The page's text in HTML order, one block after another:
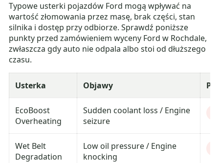
Typowe usterki pojazdów Ford mogą wpływać na
wartość złomowania przez masę, brak części, stan
silnika i dostęp przy odbiorze. Sprawdź poniższe
punkty przed zamówieniem wyceny Ford w Rochdale,
zwłaszcza gdy auto nie odpala albo stoi od dłuższego
czasu.
Usterka Objawy
EcoBoost
Overheating
Sudden coolant loss / Engine
seizure
Wet Belt
Degradation
Low oil pressure / Engine
knocking